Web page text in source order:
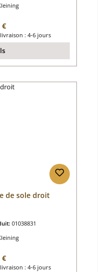
:
€
: 4-6 jours
de sole droit
01038831
:
€
: 4-6 jours